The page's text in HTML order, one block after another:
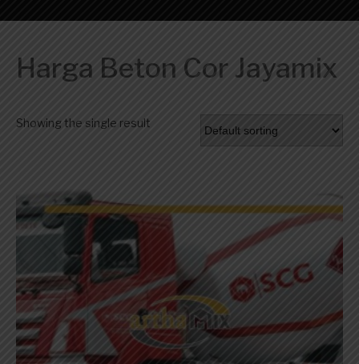
Harga Beton Cor Jayamix
Showing the single result